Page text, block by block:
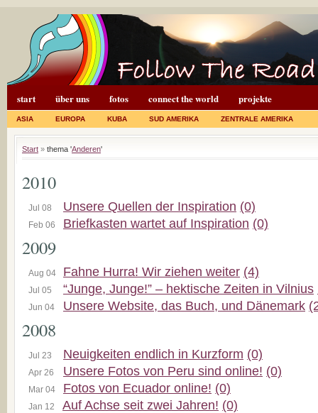
start über uns fotos connect the world projekte
ASIA EUROPA KUBA SUD AMERIKA ZENTRALE AMERIKA
Start » thema 'Anderen'
2010
Jul 08 Unsere Quellen der Inspiration (0)
Feb 06 Briefkasten wartet auf Inspiration (0)
2009
Aug 04 Fahne Hurra! Wir ziehen weiter (4)
Jul 05 “Junge, Junge!” – hektische Zeiten in Vilnius
Jun 04 Unsere Website, das Buch, und Dänemark
2008
Jul 23 Neuigkeiten endlich in Kurzform (0)
Apr 26 Unsere Fotos von Peru sind online! (0)
Mar 04 Fotos von Ecuador online! (0)
Jan 12 Auf Achse seit zwei Jahren! (0)